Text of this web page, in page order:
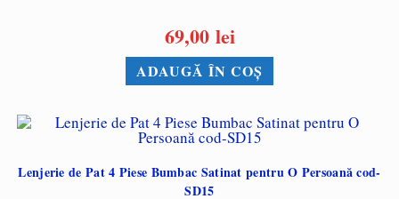
69,00 lei
ADAUGĂ ÎN COȘ
Lenjerie de Pat 4 Piese Bumbac Satinat pentru O Persoană cod-
SD15